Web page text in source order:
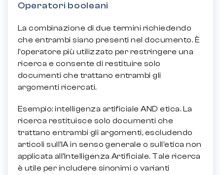
Operatori booleani
La combinazione di due termini richiedendo
che entrambi siano presenti nel documento. È
l’operatore più utilizzato per restringere una
ricerca e consente di restituire solo
documenti che trattano entrambi gli
argomenti ricercati.
Esempio: intelligenza artificiale AND etica. La
ricerca restituisce solo documenti che
trattano entrambi gli argomenti, escludendo
articoli sull’IA in senso generale o sull’etica non
applicata all’Intelligenza Artificiale. Tale ricerca
è utile per includere sinonimi o varianti